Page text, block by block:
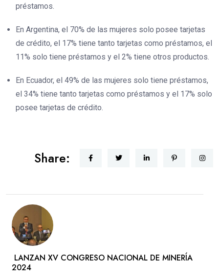
préstamos.
En Argentina, el 70% de las mujeres solo posee tarjetas
de crédito, el 17% tiene tanto tarjetas como préstamos, el
11% solo tiene préstamos y el 2% tiene otros productos.
En Ecuador, el 49% de las mujeres solo tiene préstamos,
el 34% tiene tanto tarjetas como préstamos y el 17% solo
posee tarjetas de crédito.
Share:
LANZAN XV CONGRESO NACIONAL DE MINERÍA
2024